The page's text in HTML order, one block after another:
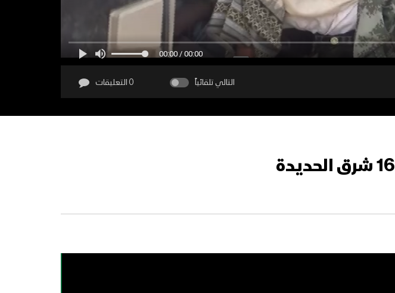
00:00 / 00:00
التالي تلقائياً 0 التعليقات